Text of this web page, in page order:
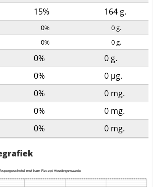
15% 164 g.
0% 0g.
0% 0g.
0% 0 g.
0% 0 µg.
0% 0 mg.
0% 0 mg.
0% 0 mg.